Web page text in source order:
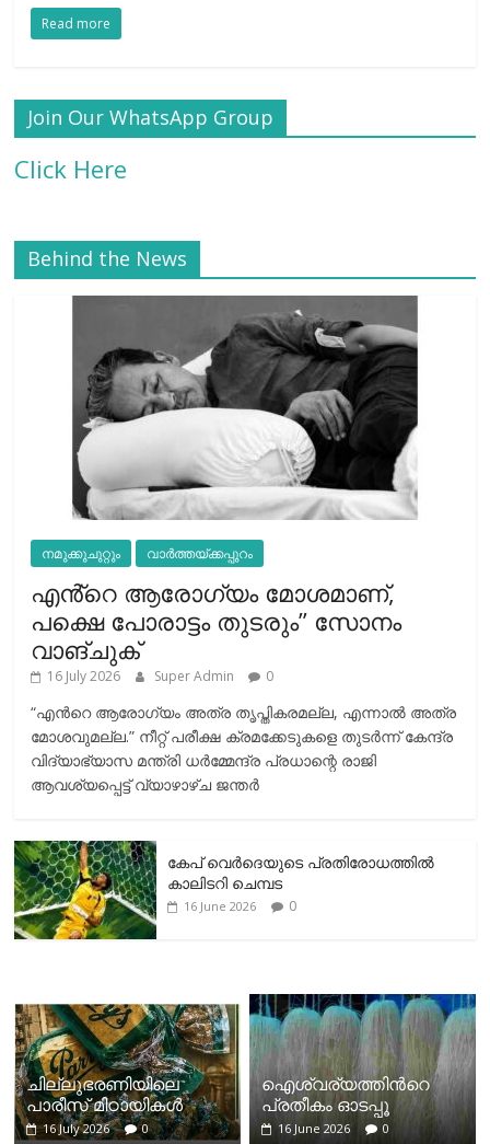
Read more
Join Our WhatsApp Group
Click Here
Behind the News
നമുക്കുചുറ്റും വാർത്തയ്ക്കപ്പുറം
എൻ്റെ ആരോഗ്യം മോശമാണ്,
പക്ഷെ പോരാട്ടം തുടരും” സോനം
വാങ്ചുക്
16 July 2026 Super Admin 0
“എന്‍റെ ആരോഗ്യം അത്ര തൃപ്തികരമല്ല, എന്നാൽ അത്ര
മോശവുമല്ല.” നീറ്റ് പരീക്ഷ ക്രമക്കേടുകളെ തുടർന്ന് കേന്ദ്ര
വിദ്യാഭ്യാസ മന്ത്രി ധർമ്മേന്ദ്ര പ്രധാന്റെ രാജി
ആവശ്യപ്പെട്ട് വ്യാഴാഴ്ച ജന്തർ
കേപ് വെര്‍ദെയുടെ പ്രതിരോധത്തില്‍
കാലിടറി ചെമ്പട
16 June 2026 0
ചില്ലുഭരണിയിലെ
പാരീസ് മിഠായികള്‍
16 July 2026 0
ഐശ്വര്യത്തിന്‍റെ
പ്രതീകം ഓടപ്പൂ
16 June 2026 0